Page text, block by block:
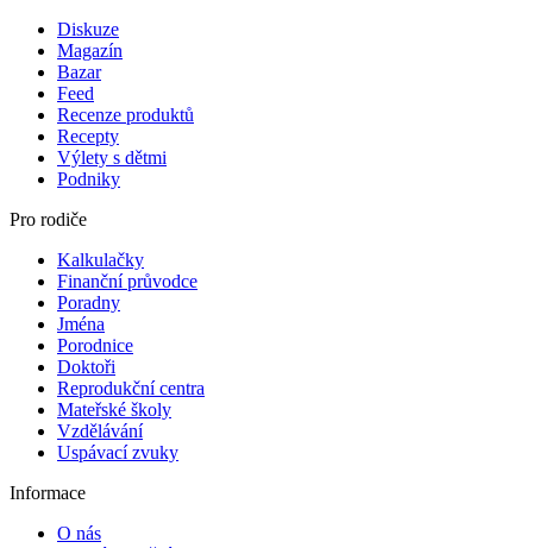
Diskuze
Magazín
Bazar
Feed
Recenze produktů
Recepty
Výlety s dětmi
Podniky
Pro rodiče
Kalkulačky
Finanční průvodce
Poradny
Jména
Porodnice
Doktoři
Reprodukční centra
Mateřské školy
Vzdělávání
Uspávací zvuky
Informace
O nás